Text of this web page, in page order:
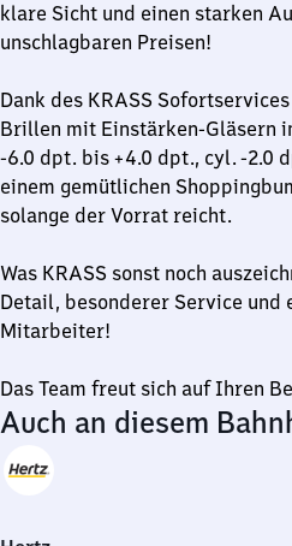
klare Sicht und einen starken
unschlagbaren Preisen!
Dank des KRASS
Brillen mit Einstärken-Gläsern
-6.0 dpt. bis +4.0 dpt., cyl. -2.0
einem gemütlichen
solange der Vorrat reicht.
Was KRASS sonst noch
Detail, besonderer Service und
Mitarbeiter!
Das Team freut sich auf Ihren
Auch an diesem